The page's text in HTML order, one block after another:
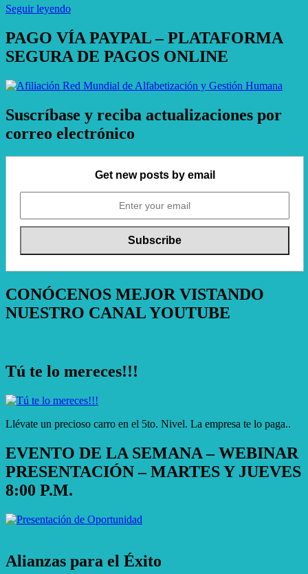
Seguir leyendo
PAGO VÍA PAYPAL – PLATAFORMA
SEGURA DE PAGOS ONLINE
Suscríbase y reciba actualizaciones por
correo electrónico
Get new posts by email
CONÓCENOS MEJOR VISTANDO
NUESTRO CANAL YOUTUBE
Tú te lo mereces!!!
Llévate un precioso carro en el 5to. Nivel. La empresa te lo paga..
EVENTO DE LA SEMANA – WEBINAR
PRESENTACIÓN – MARTES Y JUEVES
8:00 P.M.
Alianzas para el Éxito